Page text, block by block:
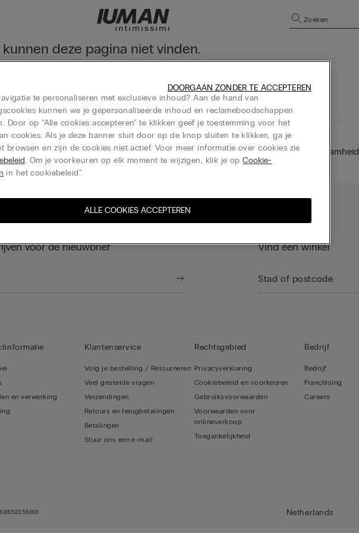
Zoeken
kunnen deze pagina niet vinden.
homepage
Cadeaukaart Duurzaamheid
voor de nieuwbrief Vind een winkel
en verwerking
Klantenservice
Volg je bestelling / Retourneren
Veel gestelde vragen
Verzendingen
Retours en terugbetalingen
Betalingen
Stuur ons een e-mail
Rechtsgebied
Privacyverklaring
Cookiebeleid en voorkeuren
Gebruiksvoorwaarden
Voorwaarden voor
onlineverkoop
Toegankelijkheid
Bedrijf
Bedrijf
Franchising
Careers
Netherlands
te personaliseren met exclusieve inhoud? Aan de hand van
kunnen we je gepersonaliseerde inhoud en reclameboodschappen
Door op "Alle cookies accepteren" te klikken geef je toestemming voor het
cookies. Als je deze banner sluit door op de knop sluiten te klikken, ga je
browsen en zijn de cookies niet actief. Voor meer informatie over cookies zie
. Om je voorkeuren op elk moment te wijzigen, klik je opCookie-
in het cookiebeleid".
ALLE COOKIES ACCEPTEREN
DOORGAAN ZONDER TE ACCEPTEREN